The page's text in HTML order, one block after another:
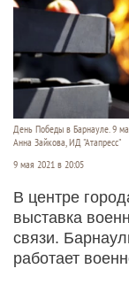
День Победы в Барнауле. 9
Анна Зайкова, ИД "Атапресс"
9 мая 2021 в 20:05
В центре
выставка
связи.
работает